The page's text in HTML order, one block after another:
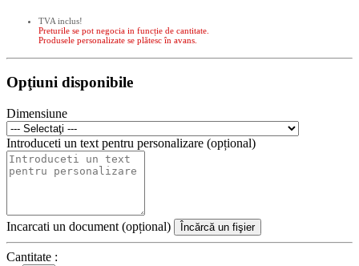
TVA inclus!
Preturile se pot negocia in funcție de cantitate.
Produsele personalizate se plătesc în avans.
Opţiuni disponibile
Dimensiune
Introduceti un text pentru personalizare (opțional)
Incarcati un document (opțional) Încărcă un fişier
Cantitate :